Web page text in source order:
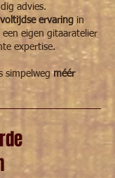
advies.
ervaring in
eigen gitaaratelier
expertise.
simpelwegméér